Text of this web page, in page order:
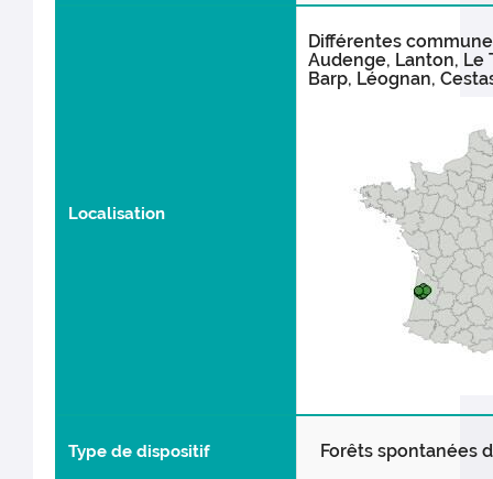
Localisation
Différentes
Audenge, Lanton, Le
Barp, Léognan,
Type de dispositif Forêts spontanées